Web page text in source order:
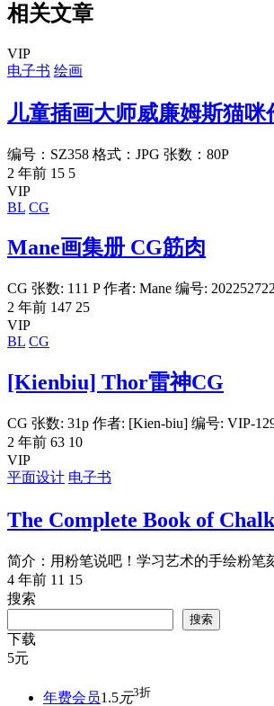
相关文章
VIP
电子书 绘画
儿童插画大师威廉姆斯猫咪
编号：SZ358 格式：JPG 张数：80P
2 年前 15 5
VIP
BL CG
Mane画集册 CG筋肉
CG 张数: 111 P 作者: Mane 编号:
2 年前 147 25
VIP
BL CG
[Kienbiu] Thor雷神CG
CG 张数: 31p 作者: [Kien-biu] 编号: VIP-
2 年前 63 10
VIP
平面设计 电子书
The Complete Book of
简介：用粉笔说吧！学习艺术的手绘粉笔
4 年前 11 15
搜索
搜索
下载
5元
年费会员1.5元3折